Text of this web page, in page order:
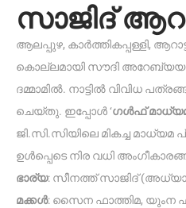
സാജിദ്
ആലപ്പുഴ, കാർത്തികപ്പള്ളി,
കൊല്ലമായി സൗദി
ദമ്മാമിൽ. നാട്ടിൽ വിവിധ
ചെയ്‌തു. ഇപ്പോൾ ‘ഗൾഫ്
ജി.സി.സിയിലെ മികച്ച
ഉൾപ്പെടെ നിര വധി
ഭാര്യ: സീനത്ത് സാജിദ്
മക്കൾ: സൈന ഫാത്തിമ, യുംന